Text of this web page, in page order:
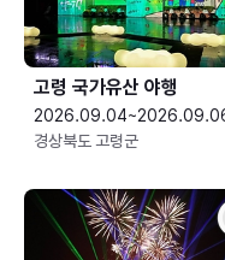
고령 국가유산 야행
경상북도 고령군